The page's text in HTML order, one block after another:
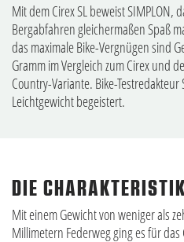
Mit dem Cirex SL beweist SIMPLON,
Bergabfahren gleichermaßen Spaß
das maximale Bike-Vergnügen sind
Gramm im Vergleich zum Cirex und
Country-Variante. Bike-Testredakteur
Leichtgewicht begeistert.
DIE
Mit einem Gewicht von weniger als
Millimetern Federweg ging es für das